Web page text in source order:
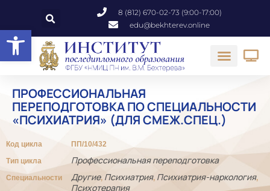
Открыть панель инструментов
8 (812) 670-02-73 (9:00-17:00)
edu@bekhterev.online
ПРОФЕССИОНАЛЬНАЯ
ПЕРЕПОДГОТОВКА ПО СПЕЦИАЛЬНОСТИ
«ПСИХИАТРИЯ» (ДЛЯ СМЕЖ.СПЕЦ.)
Код цикла
ПП/10/432
Тип цикла
Профессиональная переподготовка
Специальности Другие, Психиатрия, Психиатрия-наркология,
Психотерапия